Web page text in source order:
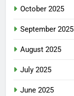
October 2025
September 2025
August 2025
July 2025
June 2025